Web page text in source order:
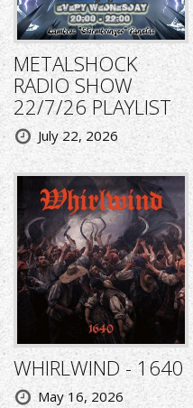
METALSHOCK
RADIO SHOW
22/7/26 PLAYLIST
July 22, 2026
WHIRLWIND - 1640
May 16, 2026